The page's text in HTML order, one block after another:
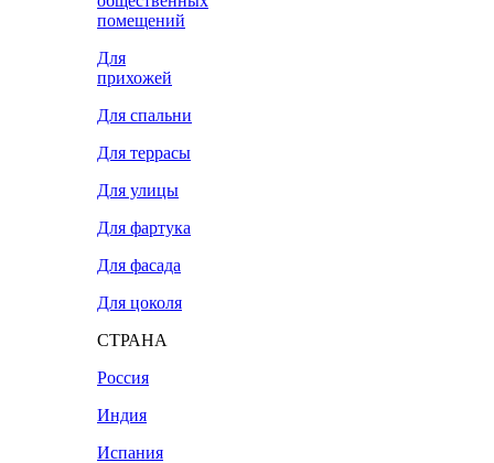
помещений
Для
прихожей
Для спальни
Для террасы
Для улицы
Для фартука
Для фасада
Для цоколя
СТРАНА
Россия
Индия
Испания